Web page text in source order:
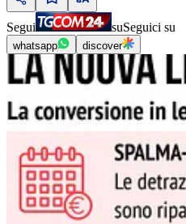
Segui suSeguici su
whatsapp discover